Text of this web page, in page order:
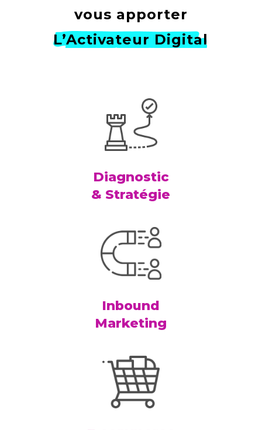
vous apporter
L’Activateur Digital
Diagnostic
& Stratégie
Inbound
Marketing